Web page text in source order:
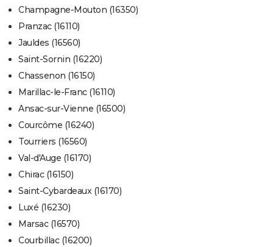
Champagne-Mouton (16350)
Pranzac (16110)
Jauldes (16560)
Saint-Sornin (16220)
Chassenon (16150)
Marillac-le-Franc (16110)
Ansac-sur-Vienne (16500)
Courcôme (16240)
Tourriers (16560)
Val-d'Auge (16170)
Chirac (16150)
Saint-Cybardeaux (16170)
Luxé (16230)
Marsac (16570)
Courbillac (16200)